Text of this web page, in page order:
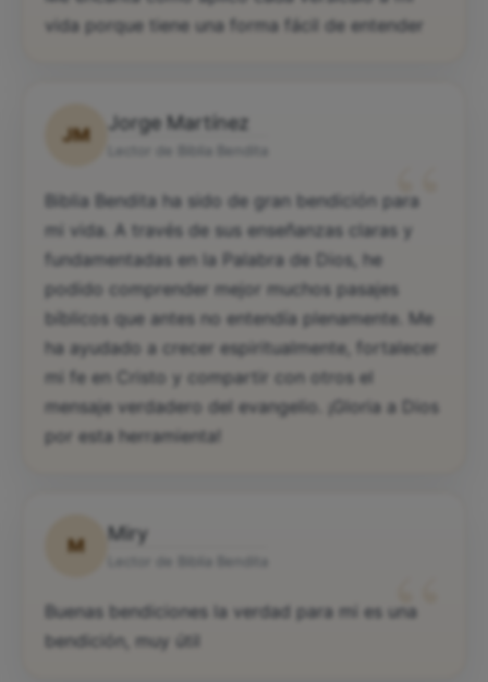
vida porque tiene una forma fácil de entender
JM
Jorge Martínez
“
Biblia Bendita ha sido de gran bendición para
mi vida. A través de sus enseñanzas claras y
fundamentadas en la Palabra de Dios, he
podido comprender mejor muchos pasajes
bíblicos que antes no entendía plenamente. Me
ha ayudado a crecer espiritualmente, fortalecer
mi fe en Cristo y compartir con otros el
mensaje verdadero del evangelio. ¡Gloria a Dios
por esta herramienta!
M
Miry
“
Buenas bendiciones la verdad para mi es una
bendición, muy útil